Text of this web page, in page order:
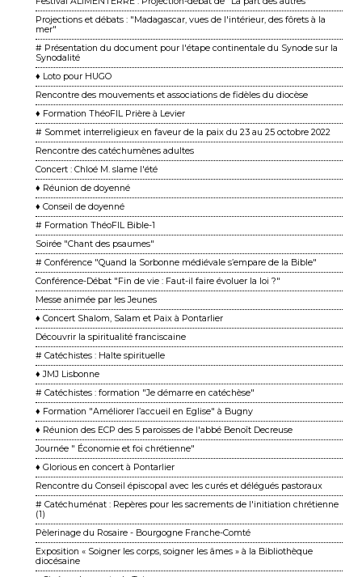
Projections et débats : "Madagascar, vues de l'intérieur, des fôrets à la
mer"
# Présentation du document pour l'étape continentale du Synode sur la
Synodalité
♦ Loto pour HUGO
Rencontre des mouvements et associations de fidèles du diocèse
♦ Formation ThéoFIL Prière à Levier
# Sommet interreligieux en faveur de la paix du 23 au 25 octobre 2022
Rencontre des catéchumènes adultes
Concert : Chloé M. slame l'été
♦ Réunion de doyenné
♦ Conseil de doyenné
# Formation ThéoFIL Bible-1
Soirée "Chant des psaumes"
# Conférence "Quand la Sorbonne médiévale s’empare de la Bible"
Conférence-Débat "Fin de vie : Faut-il faire évoluer la loi ?"
Messe animée par les Jeunes
♦ Concert Shalom, Salam et Paix à Pontarlier
Découvrir la spiritualité franciscaine
# Catéchistes : Halte spirituelle
♦ JMJ Lisbonne
# Catéchistes : formation "Je démarre en catéchèse"
♦ Formation "Améliorer l’accueil en Eglise" à Bugny
♦ Réunion des ECP des 5 paroisses de l'abbé Benoît Decreuse
Journée " Économie et foi chrétienne"
♦ Glorious en concert à Pontarlier
Rencontre du Conseil épiscopal avec les curés et délégués pastoraux
# Catéchuménat : Repères pour les sacrements de l'initiation chrétienne
(1)
Pèlerinage du Rosaire - Bourgogne Franche-Comté
Exposition « Soigner les corps, soigner les âmes » à la Bibliothèque
diocésaine